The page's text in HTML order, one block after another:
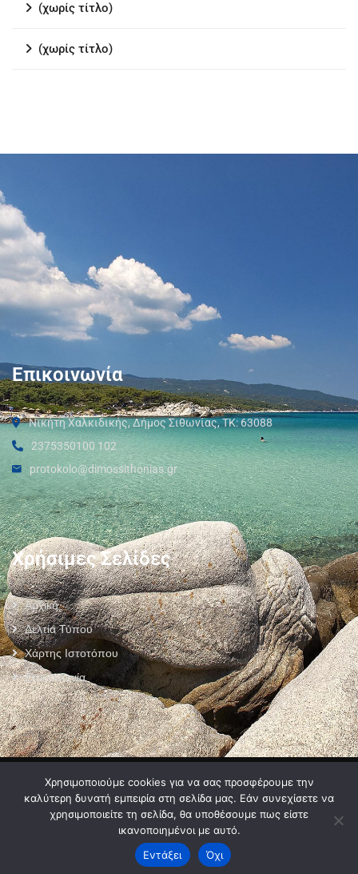
(χωρίς τίτλο)
(χωρίς τίτλο)
Επικοινωνία
Νικήτη Χαλκιδικής, Δήμος Σιθωνίας, ΤΚ: 63088
2375350100 102
protokolo@dimossithonias.gr
Χρήσιμες Σελίδες
Αρχική
Δελτία Τύπου
Χάρτης Ιστοτόπου
Επικοινωνία
Όροι Χρήσης
2024 © Developed byMyCompany Projects
Χρησιμοποιούμε cookies για να σας προσφέρουμε την
καλύτερη δυνατή εμπειρία στη σελίδα μας. Εάν συνεχίσετε να
χρησιμοποιείτε τη σελίδα, θα υποθέσουμε πως είστε
ικανοποιημένοι με αυτό.
Εντάξει
Όχι